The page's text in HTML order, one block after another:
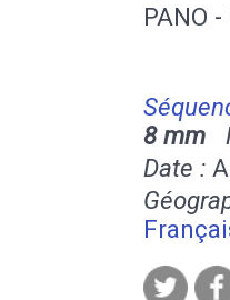
PANO
8 mm
Date :